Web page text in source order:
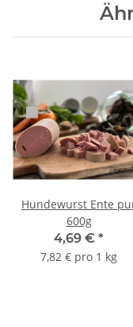
Hundewurst Ente
600g
4,69 € *
7,82 € pro 1 kg